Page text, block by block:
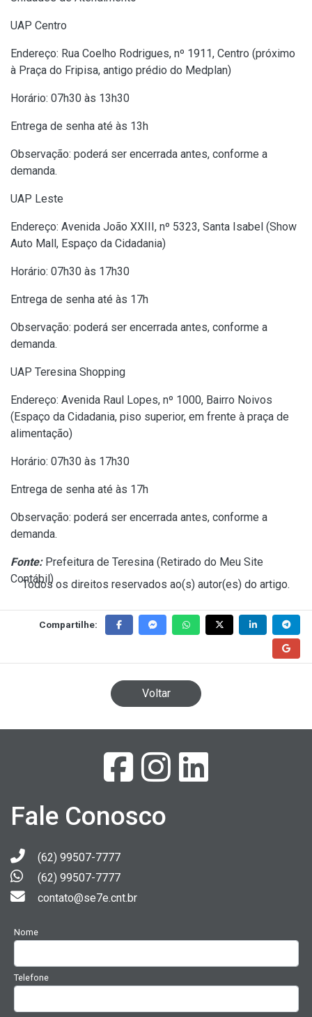
UAP Centro
Endereço: Rua Coelho Rodrigues, nº 1911, Centro (próximo
à Praça do Fripisa, antigo prédio do Medplan)
Horário: 07h30 às 13h30
Entrega de senha até às 13h
Observação: poderá ser encerrada antes, conforme a
demanda.
UAP Leste
Endereço: Avenida João XXIII, nº 5323, Santa Isabel (Show
Auto Mall, Espaço da Cidadania)
Horário: 07h30 às 17h30
Entrega de senha até às 17h
Observação: poderá ser encerrada antes, conforme a
demanda.
UAP Teresina Shopping
Endereço: Avenida Raul Lopes, nº 1000, Bairro Noivos
(Espaço da Cidadania, piso superior, em frente à praça de
alimentação)
Horário: 07h30 às 17h30
Entrega de senha até às 17h
Observação: poderá ser encerrada antes, conforme a
demanda.
Fonte:Prefeitura de Teresina (Retirado do Meu Site
Contábil)
Todos os direitos reservados ao(s) autor(es) do artigo.
Compartilhe:
Voltar
Fale Conosco
(62) 99507-7777
(62) 99507-7777
contato@se7e.cnt.br
Nome
Telefone